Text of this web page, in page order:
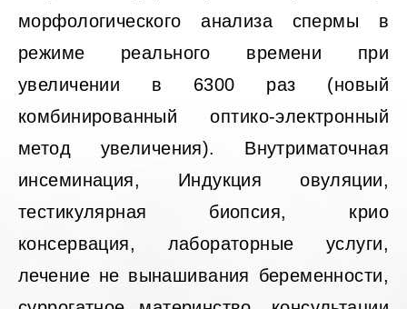
морфологического анализа спермы в
режиме реального времени при
увеличении в 6300 раз (новый
комбинированный оптико-электронный
метод увеличения). Внутриматочная
инсеминация, Индукция овуляции,
тестикулярная биопсия, крио
консервация, лабораторные услуги,
лечение не вынашивания беременности,